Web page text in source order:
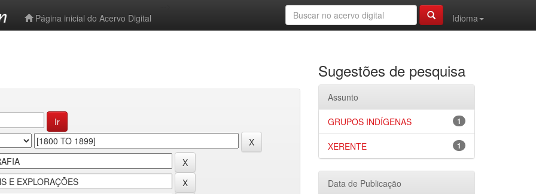
Página inicial do Acervo Digital
Idioma
Sugestões de pesquisa
Assunto
1
GRUPOS INDÍGENAS
1
XERENTE
Data de Publicação